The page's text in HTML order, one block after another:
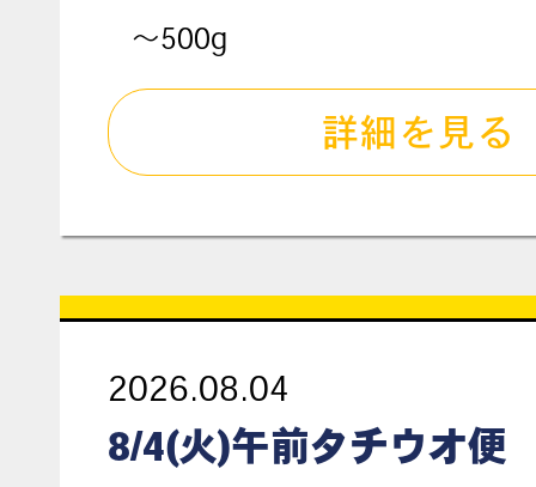
～500g
詳細を見る
2026.08.04
8/4(火)午前タチウオ便